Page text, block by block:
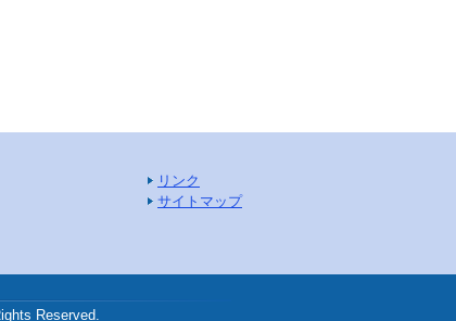
リンク
サイトマップ
Reserved.